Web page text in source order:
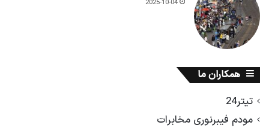
2025-10-04
همکاران ما
تیتر24
مودم فیبرنوری مخابرات